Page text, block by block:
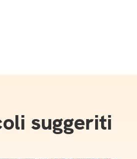
suggeriti